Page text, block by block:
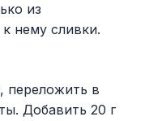
из
нему сливки.
переложить в
Добавить 20 г